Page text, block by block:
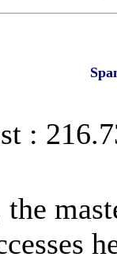
:
the